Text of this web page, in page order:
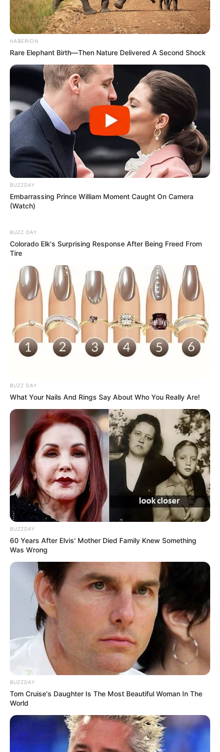
Facebook
Twitter
Pinterest
Share
Mariana Barbosa
24/08/2016
Recomendados para você
Cabelo Gastando Pouco
HABERION
Rare Elephant Birth—Then Nature Delivered A Second Shock
BUZZDAY
Embarrassing Prince William Moment Caught On Camera
(Watch)
BUZZ DAY
Colorado Elk's Surprising Response After Being Freed From
Tire
BUZZ DAY
What Your Nails And Rings Say About Who You Really Are!
BUZZDAY
60 Years After Elvis' Mother Died Family Knew Something
Was Wrong
BUZZDAY
Tom Cruise's Daughter Is The Most Beautiful Woman In The
World